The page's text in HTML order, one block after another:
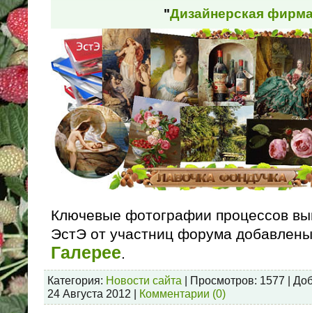
"Дизайнерская
Ключевые фотографии процессов
ЭстЭ от участниц форума
Галерее.
Категория: Новости сайта | Просмотров: 1577 |
24 Августа 2012 | Комментарии (0)